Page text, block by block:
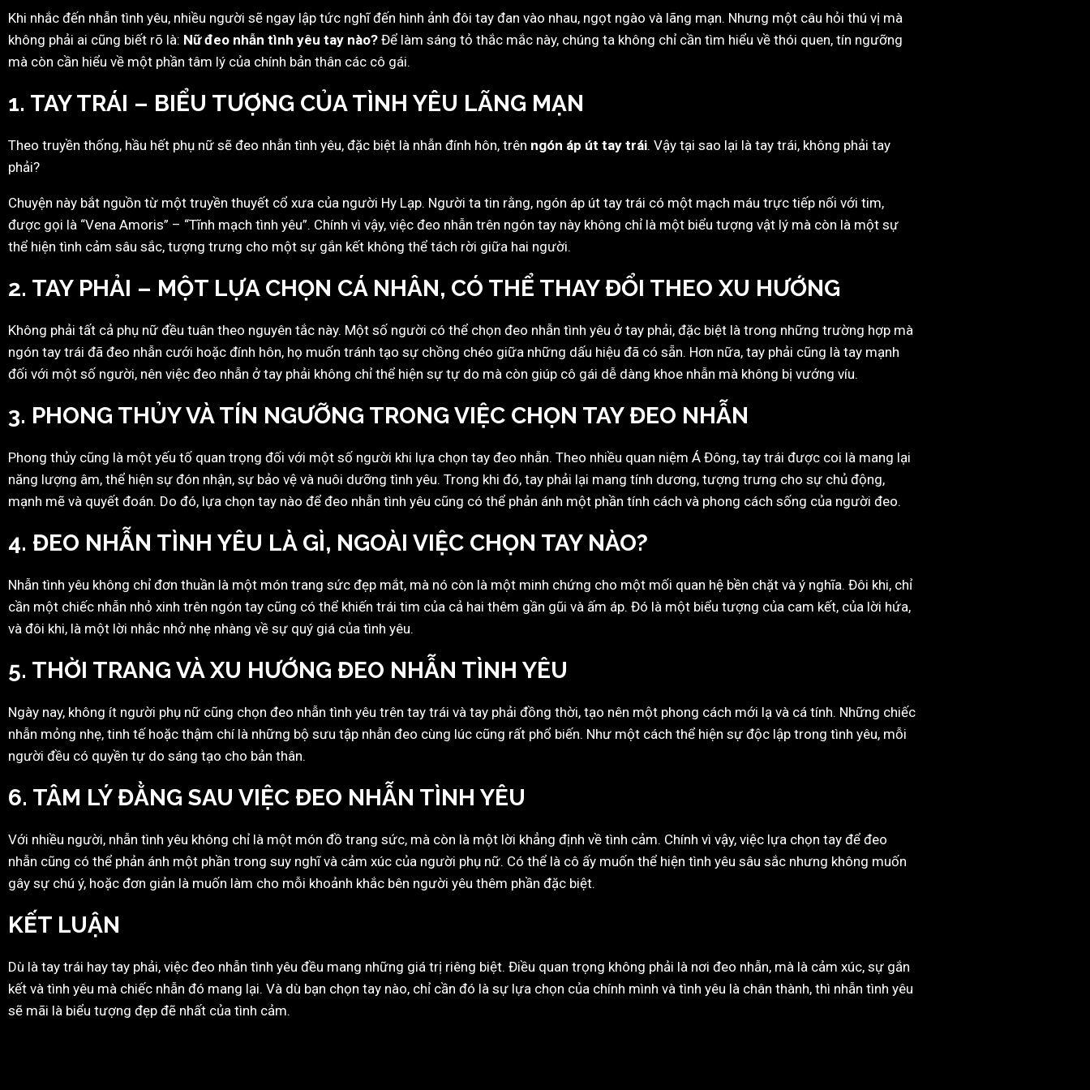
Khi nhắc đến nhẫn tình yêu, nhiều người sẽ ngay lập tức nghĩ đến hình ảnh đôi tay đan vào nhau, ngọt ngào và lãng mạn. Nhưng một câu hỏi thú vị mà
không phải ai cũng biết rõ là: Nữ đeo nhẫn tình yêu tay nào? Để làm sáng tỏ thắc mắc này, chúng ta không chỉ cần tìm hiểu về thói quen, tín ngưỡng
mà còn cần hiểu về một phần tâm lý của chính bản thân các cô gái.
1. TAY TRÁI – BIỂU TƯỢNG CỦA TÌNH YÊU LÃNG MẠN
Theo truyền thống, hầu hết phụ nữ sẽ đeo nhẫn tình yêu, đặc biệt là nhẫn đính hôn, trên ngón áp út tay trái. Vậy tại sao lại là tay trái, không phải tay
phải?
Chuyện này bắt nguồn từ một truyền thuyết cổ xưa của người Hy Lạp. Người ta tin rằng, ngón áp út tay trái có một mạch máu trực tiếp nối với tim,
được gọi là “Vena Amoris” – “Tĩnh mạch tình yêu”. Chính vì vậy, việc đeo nhẫn trên ngón tay này không chỉ là một biểu tượng vật lý mà còn là một sự
thể hiện tình cảm sâu sắc, tượng trưng cho một sự gắn kết không thể tách rời giữa hai người.
2. TAY PHẢI – MỘT LỰA CHỌN CÁ NHÂN, CÓ THỂ THAY ĐỔI THEO XU HƯỚNG
Không phải tất cả phụ nữ đều tuân theo nguyên tắc này. Một số người có thể chọn đeo nhẫn tình yêu ở tay phải, đặc biệt là trong những trường hợp mà
ngón tay trái đã đeo nhẫn cưới hoặc đính hôn, họ muốn tránh tạo sự chồng chéo giữa những dấu hiệu đã có sẵn. Hơn nữa, tay phải cũng là tay mạnh
đối với một số người, nên việc đeo nhẫn ở tay phải không chỉ thể hiện sự tự do mà còn giúp cô gái dễ dàng khoe nhẫn mà không bị vướng víu.
3. PHONG THỦY VÀ TÍN NGƯỠNG TRONG VIỆC CHỌN TAY ĐEO NHẪN
Phong thủy cũng là một yếu tố quan trọng đối với một số người khi lựa chọn tay đeo nhẫn. Theo nhiều quan niệm Á Đông, tay trái được coi là mang lại
năng lượng âm, thể hiện sự đón nhận, sự bảo vệ và nuôi dưỡng tình yêu. Trong khi đó, tay phải lại mang tính dương, tượng trưng cho sự chủ động,
mạnh mẽ và quyết đoán. Do đó, lựa chọn tay nào để đeo nhẫn tình yêu cũng có thể phản ánh một phần tính cách và phong cách sống của người đeo.
4. ĐEO NHẪN TÌNH YÊU LÀ GÌ, NGOÀI VIỆC CHỌN TAY NÀO?
Nhẫn tình yêu không chỉ đơn thuần là một món trang sức đẹp mắt, mà nó còn là một minh chứng cho một mối quan hệ bền chặt và ý nghĩa. Đôi khi, chỉ
cần một chiếc nhẫn nhỏ xinh trên ngón tay cũng có thể khiến trái tim của cả hai thêm gần gũi và ấm áp. Đó là một biểu tượng của cam kết, của lời hứa,
và đôi khi, là một lời nhắc nhở nhẹ nhàng về sự quý giá của tình yêu.
5. THỜI TRANG VÀ XU HƯỚNG ĐEO NHẪN TÌNH YÊU
Ngày nay, không ít người phụ nữ cũng chọn đeo nhẫn tình yêu trên tay trái và tay phải đồng thời, tạo nên một phong cách mới lạ và cá tính. Những chiếc
nhẫn mỏng nhẹ, tinh tế hoặc thậm chí là những bộ sưu tập nhẫn đeo cùng lúc cũng rất phổ biến. Như một cách thể hiện sự độc lập trong tình yêu, mỗi
người đều có quyền tự do sáng tạo cho bản thân.
6. TÂM LÝ ĐẰNG SAU VIỆC ĐEO NHẪN TÌNH YÊU
Với nhiều người, nhẫn tình yêu không chỉ là một món đồ trang sức, mà còn là một lời khẳng định về tình cảm. Chính vì vậy, việc lựa chọn tay để đeo
nhẫn cũng có thể phản ánh một phần trong suy nghĩ và cảm xúc của người phụ nữ. Có thể là cô ấy muốn thể hiện tình yêu sâu sắc nhưng không muốn
gây sự chú ý, hoặc đơn giản là muốn làm cho mỗi khoảnh khắc bên người yêu thêm phần đặc biệt.
KẾT LUẬN
Dù là tay trái hay tay phải, việc đeo nhẫn tình yêu đều mang những giá trị riêng biệt. Điều quan trọng không phải là nơi đeo nhẫn, mà là cảm xúc, sự gắn
kết và tình yêu mà chiếc nhẫn đó mang lại. Và dù bạn chọn tay nào, chỉ cần đó là sự lựa chọn của chính mình và tình yêu là chân thành, thì nhẫn tình yêu
sẽ mãi là biểu tượng đẹp đẽ nhất của tình cảm.